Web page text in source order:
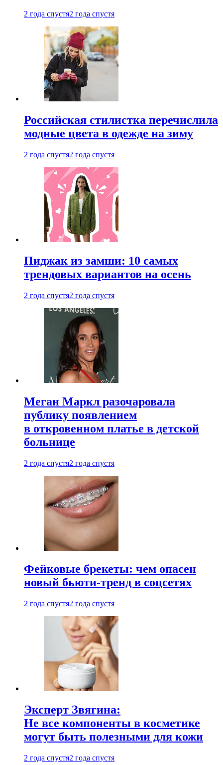
2 года спустя2 года спустя
Российская стилистка перечислила
модные цвета в одежде на зиму
2 года спустя2 года спустя
Пиджак из замши: 10 самых
трендовых вариантов на осень
2 года спустя2 года спустя
Меган Маркл разочаровала
публику появлением
в откровенном платье в детской
больнице
2 года спустя2 года спустя
Фейковые брекеты: чем опасен
новый бьюти-тренд в соцсетях
2 года спустя2 года спустя
Эксперт Звягина:
Не все компоненты в косметике
могут быть полезными для кожи
2 года спустя2 года спустя